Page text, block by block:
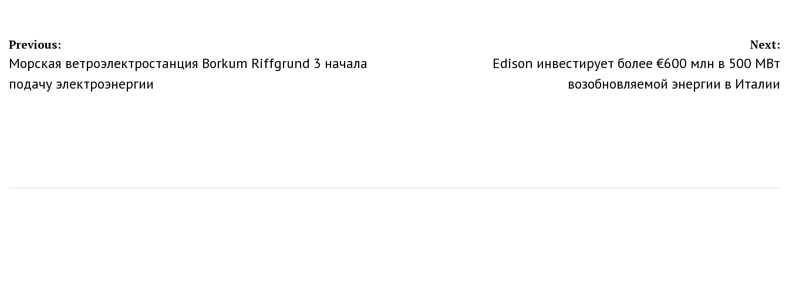
Навигация
по
записям
Previous:
Морская ветроэлектростанция Borkum Riffgrund 3 начала
подачу электроэнергии
Next:
Edison инвестирует более €600 млн в 500 МВт
возобновляемой энергии в Италии